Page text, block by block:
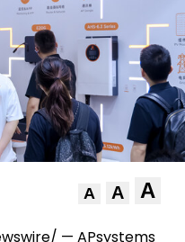
A A A
— APsystems